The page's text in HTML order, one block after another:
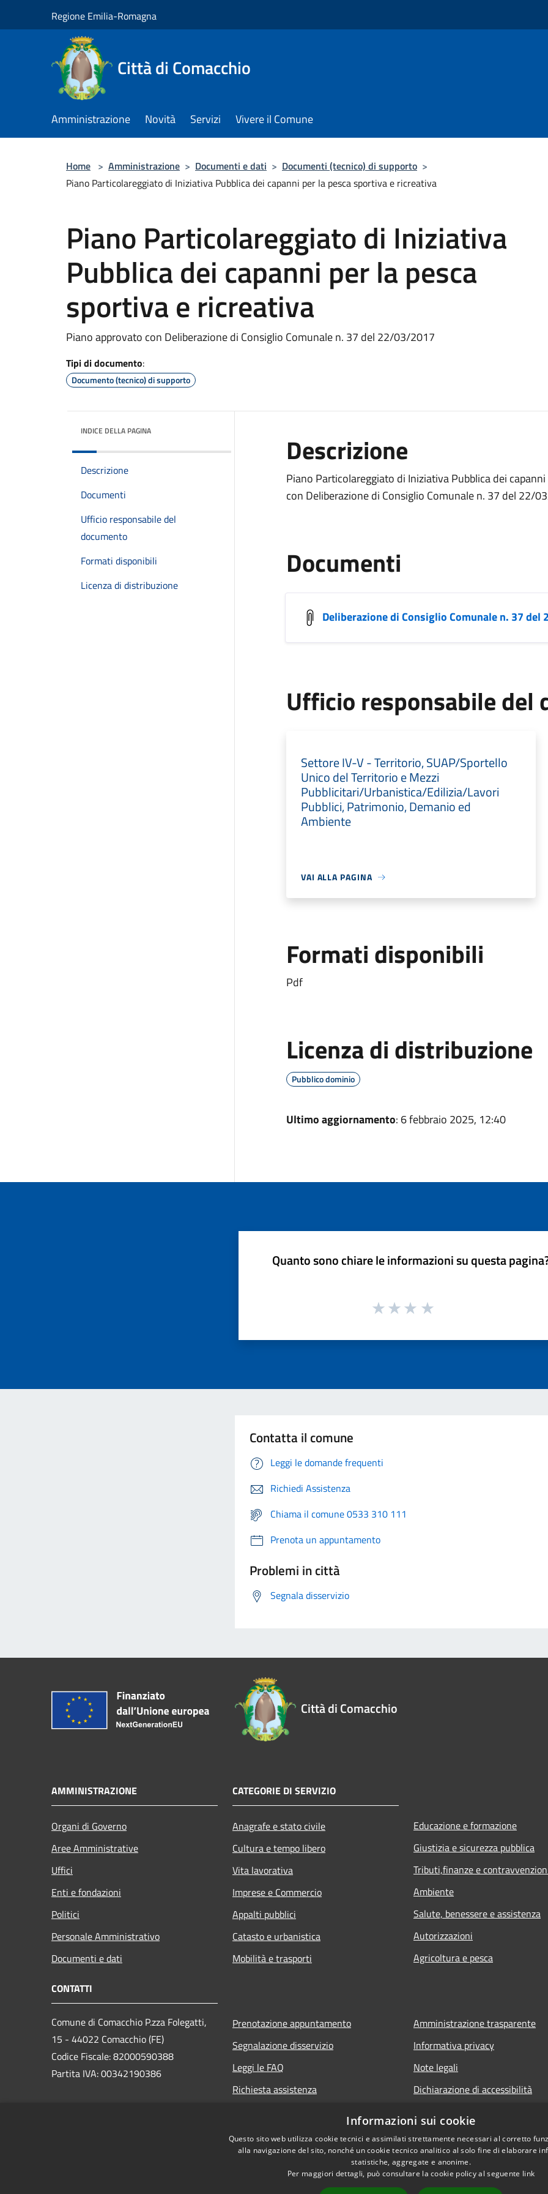
Regione Emilia-Romagna
Città di Comacchio
Amministrazione Novità Servizi Vivere il Comune
Home > Amministrazione > Documenti e dati > Documenti (tecnico) di supporto >
Piano Particolareggiato di Iniziativa Pubblica dei capanni per la pesca sportiva e ricreativa
Piano Particolareggiato di Iniziativa
Pubblica dei capanni per la pesca
sportiva e ricreativa
Piano approvato con Deliberazione di Consiglio Comunale n. 37 del 22/03/2017
Tipi di documento:
Documento (tecnico) di supporto
INDICE DELLA PAGINA
Descrizione
Documenti
Ufficio responsabile del
documento
Formati disponibili
Licenza di distribuzione
Descrizione
Piano Particolareggiato di Iniziativa Pubblica dei
con Deliberazione di Consiglio Comunale n. 37 del 22/
Documenti
Deliberazione di Consiglio Comunale n. 37
Ufficio responsabile del
Settore IV-V - Territorio, SUAP/Sportello
Unico del Territorio e Mezzi
Pubblicitari/Urbanistica/Edilizia/Lavori
Pubblici, Patrimonio, Demanio ed
Ambiente
VAI ALLA PAGINA
Formati disponibili
Pdf
Licenza di distribuzione
Pubblico dominio
Ultimo aggiornamento: 6 febbraio 2025, 12:40
Quanto sono chiare le informazioni su questa
Contatta il comune
Leggi le domande frequenti
Richiedi Assistenza
Chiama il comune 0533 310 111
Prenota un appuntamento
Problemi in città
Segnala disservizio
Città di Comacchio
AMMINISTRAZIONE
Organi di Governo
Aree Amministrative
Uffici
Enti e fondazioni
Politici
Personale Amministrativo
Documenti e dati
CATEGORIE DI SERVIZIO
Anagrafe e stato civile
Cultura e tempo libero
Vita lavorativa
Imprese e Commercio
Appalti pubblici
Catasto e urbanistica
Mobilità e trasporti
Educazione e formazione
Giustizia e sicurezza pubblica
Tributi,finanze e
Ambiente
Salute, benessere e assistenza
Autorizzazioni
Agricoltura e pesca
CONTATTI
Comune di Comacchio P.zza Folegatti,
15 - 44022 Comacchio (FE)
Codice Fiscale: 82000590388
Partita IVA: 00342190386
comune.comacchio@cert.comune.comacchio.fe.it
Prenotazione appuntamento
Segnalazione disservizio
Leggi le FAQ
Richiesta assistenza
Amministrazione trasparente
Informativa privacy
Note legali
Dichiarazione di accessibilità
Informazioni sui cookie
Questo sito web utilizza cookie tecnici e assimilati strettamente necessari al corretto
alla navigazione del sito, nonché un cookie tecnico analitico al solo fine di elaborare
statistiche, aggregate e anonime.
Per maggiori dettagli, può consultare la cookie policy al seguente link